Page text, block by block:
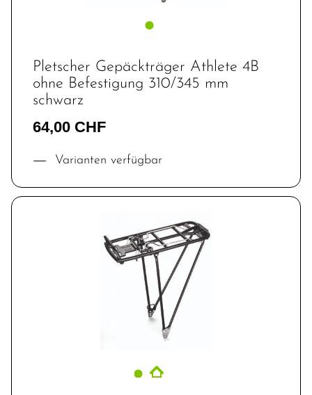
Pletscher Gepäckträger Athlete 4B
ohne Befestigung 310/345 mm
schwarz
64,00 CHF
Varianten verfügbar